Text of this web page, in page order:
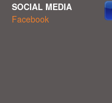
SOCIAL MEDIA
Facebook